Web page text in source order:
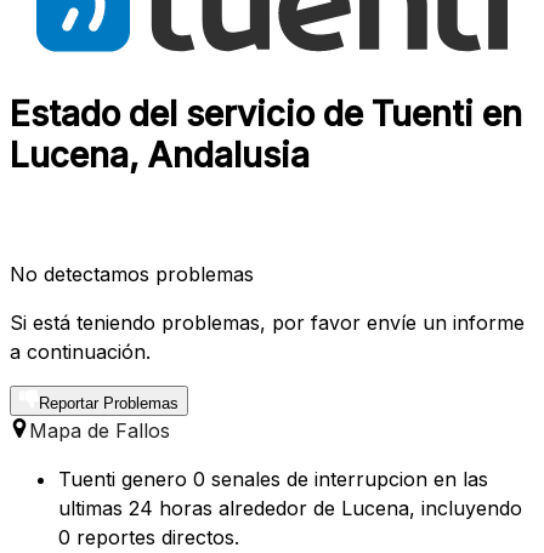
Estado del servicio de Tuenti en
Lucena, Andalusia
No detectamos problemas
Si está teniendo problemas, por favor envíe un informe
a continuación.
Reportar Problemas
Mapa de Fallos
Tuenti genero 0 senales de interrupcion en las
ultimas 24 horas alrededor de Lucena, incluyendo
0 reportes directos.